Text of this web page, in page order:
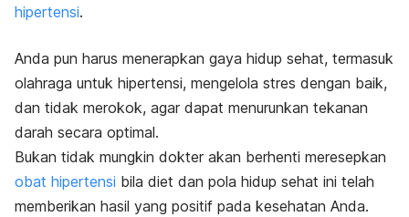
hipertensi.
Anda pun harus menerapkan gaya hidup sehat, termasuk
olahraga untuk hipertensi, mengelola stres dengan baik,
dan tidak merokok, agar dapat menurunkan tekanan
darah secara optimal.
Bukan tidak mungkin dokter akan berhenti meresepkan
obat hipertensi bila diet dan pola hidup sehat ini telah
memberikan hasil yang positif pada kesehatan Anda.